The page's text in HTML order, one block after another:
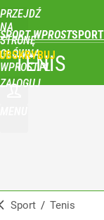
PRZEJDŹ
NA
STRONĘ
GŁÓWNĄ
WPROST.PL
SPORT WPROST
ZALOGUJ
TENIS
Sport / Tenis